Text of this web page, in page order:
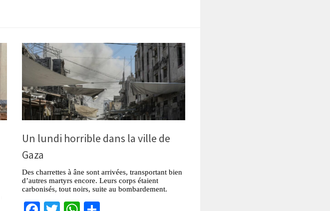
Un lundi horrible dans la ville de
Gaza
Des charrettes à âne sont arrivées, transportant bien
d’autres martyrs encore. Leurs corps étaient
carbonisés, tout noirs, suite au bombardement.